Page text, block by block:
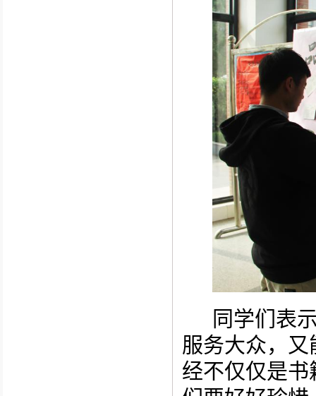
同学们表
服务大众，
经不仅仅是